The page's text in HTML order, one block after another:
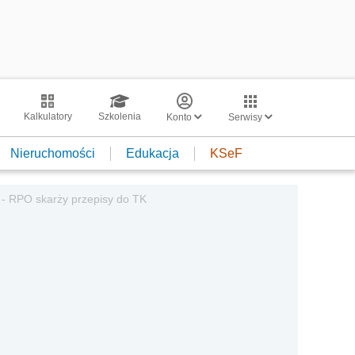
Kalkulatory Szkolenia Konto Serwisy
Nieruchomości Edukacja KSeF
RPO skarży przepisy do TK